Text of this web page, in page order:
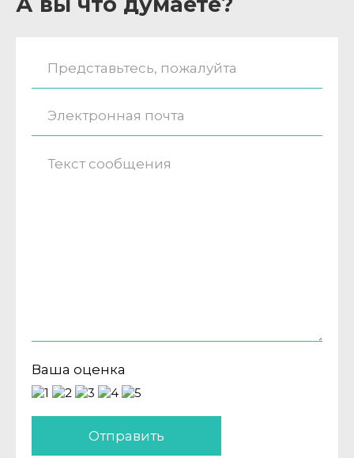
Ваша оценка
Отправить